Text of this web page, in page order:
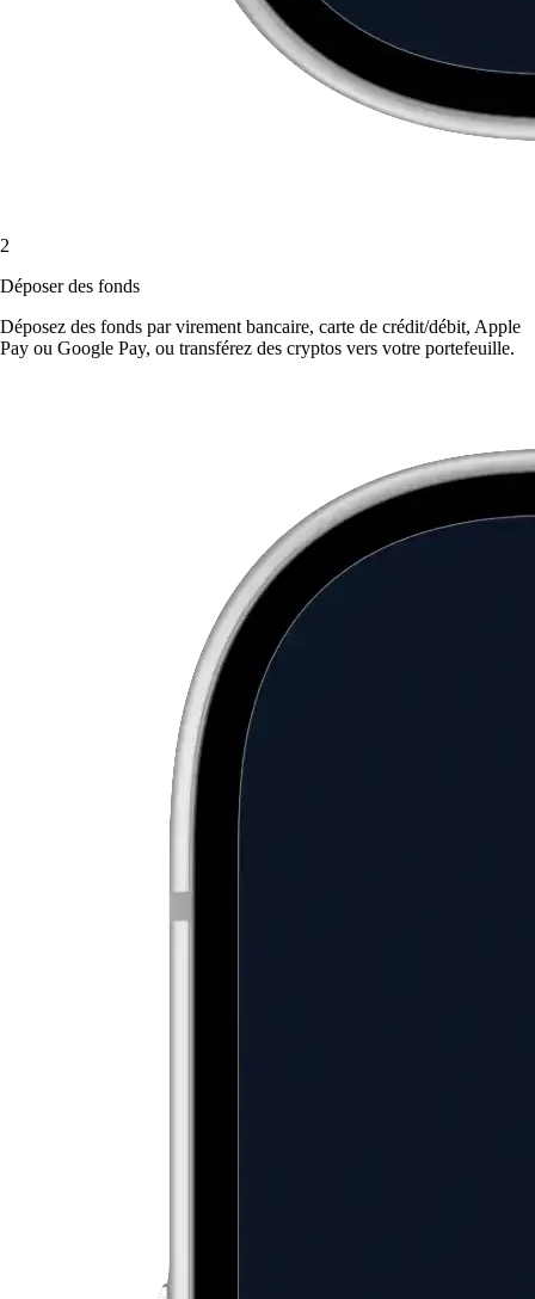
2
Déposer des fonds
Déposez des fonds par virement bancaire, carte de crédit/débit, Apple
Pay ou Google Pay, ou transférez des cryptos vers votre portefeuille.